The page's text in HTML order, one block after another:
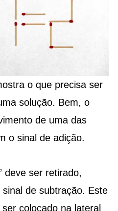
o que precisa ser
solução. Bem, o
de uma das
o sinal de adição.
deve ser retirado,
de subtração. Este
colocado na lateral